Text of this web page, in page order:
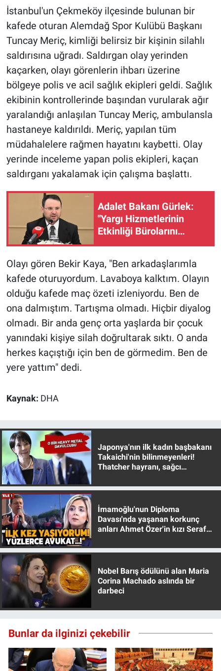
İstanbul'un Çekmeköy ilçesinde bulunan bir
kafede oturan Alemdağ Spor Kulübü Başkanı
Tuncay Meriç, kimliği belirsiz bir kişinin silahlı
saldırısına uğradı. Saldırgan olay yerinden
kaçarken, olayı görenlerin ihbarı üzerine
bölgeye polis ve acil sağlık ekipleri geldi. Sağlık
ekibinin kontrollerinde başından vurularak ağır
yaralandığı anlaşılan Tuncay Meriç, ambulansla
hastaneye kaldırıldı. Meriç, yapılan tüm
müdahalelere rağmen hayatını kaybetti. Olay
yerinde inceleme yapan polis ekipleri, kaçan
saldırganı yakalamak için çalışma başlattı.
Adalet Bakanı Gürlek:
"Yargı Hizmetlerinin
Etkinliği Bürolarını
Olayı gören Bekir Kaya, "Ben arkadaşlarımla
kafede oturuyordum. Lavaboya kalktım. Olayın
olduğu kafede maç özeti izleniyordu. Ben de
ona dalmıştım. Tartışma olmadı. Hiçbir diyalog
olmadı. Bir anda genç orta yaşlarda bir çocuk
yanındaki kişiye silah doğrultarak sıktı. O anda
herkes kaçıştığı için ben de görmedim. Ben de
yere yattım" dedi.
Kaynak: DHA
Japonya'nın ilk kadın başbakanı
Takaichi'nin bilinmeyenleri!
Thatcher hayranı, sağcı
İmamoğlu'nun Diploma
Davası'nda yaşanan korkunç
anları Ahmet Özer'in kızı Seraf
Nobel Barış ödülünü alan Maria
Corina Machado aslında bir
darbeci
Bunlar da ilginizi çekebilir
Gün Ortası
Gündem Özel
Günün görüntüsü
Haber
İlan
Kimdir
Koronavirüs
Kültür Sanat
Ne demişti
Nedir
Popüler
Programlar
Sağlık
Spor
Teknoloji
Yerel Gündem
Yerel Yaşam
Canlı Yayın